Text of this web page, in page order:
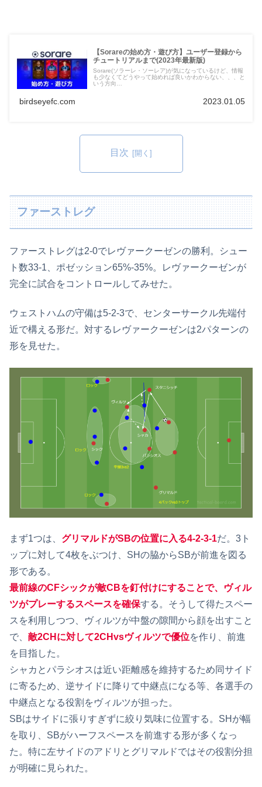
【Sorareの始め方・遊び方】ユーザー登録から
チュートリアルまで(2023年最新版)
Sorare(ソラーレ・ソーレア)が気になっているけど、情報
も少なくてどうやって始めれば良いかわからない、、、と
いう方向…
birdseyefc.com 2023.01.05
目次
ファーストレグ
ファーストレグは2-0でレヴァークーゼンの勝利。シュー
ト数33-1、ポゼッション65%-35%。レヴァークーゼンが
完全に試合をコントロールしてみせた。
ウェストハムの守備は5-2-3で、センターサークル先端付
近で構える形だ。対するレヴァークーゼンは2パターンの
形を見せた。
まず1つは、 グリマルドがSBの位置に入る4-2-3-1だ。3ト
ップに対して4枚をぶつけ、SHの脇からSBが前進を図る
形である。
最前線のCFシックが敵CBを釘付けにすることで、ヴィル
ツがプレーするスペースを確保する。そうして得たスペー
スを利用しつつ、ヴィルツが中盤の隙間から顔を出すこと
で、 敵2CHに対して2CHvsヴィルツで優位を作り、前進
を目指した。
シャカとパラシオスは近い距離感を維持するため同サイド
に寄るため、逆サイドに降りて中継点になる等、各選手の
中継点となる役割をヴィルツが担った。
SBはサイドに張りすぎずに絞り気味に位置する。SHが幅
を取り、SBがハーフスペースを前進する形が多くなっ
た。特に左サイドのアドリとグリマルドではその役割分担
が明確に見られた。